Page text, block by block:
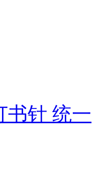
书针 统一